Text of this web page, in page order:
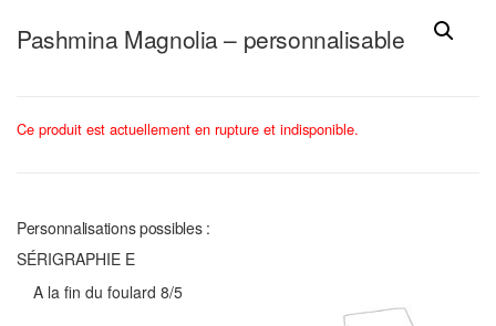
Pashmina Magnolia – personnalisable
Ce produit est actuellement en rupture et indisponible.
Personnalisations possibles :
SÉRIGRAPHIE E
A la fin du foulard 8/5